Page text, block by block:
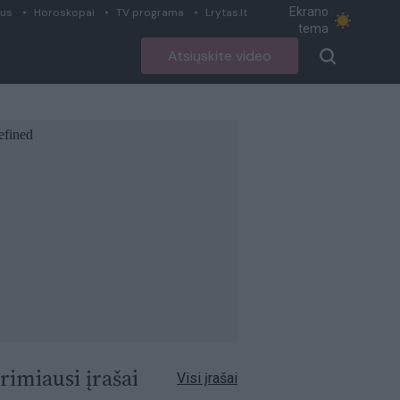
Horoskopai TV programa Lrytas.lt
Ekrano
tema
Atsiųskite video
įrašai Visi įrašai